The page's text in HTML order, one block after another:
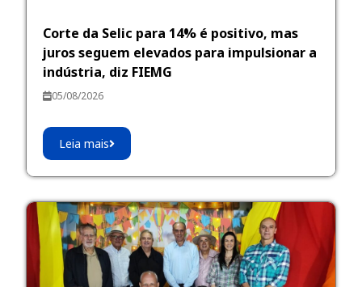
Corte da Selic para 14% é positivo, mas
juros seguem elevados para impulsionar a
indústria, diz FIEMG
05/08/2026
Leia mais